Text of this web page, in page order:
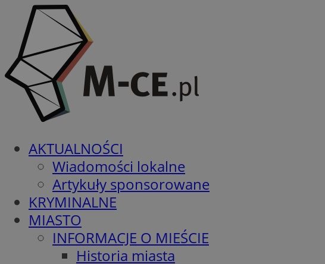
AKTUALNOŚCI
Wiadomości lokalne
Artykuły sponsorowane
KRYMINALNE
MIASTO
INFORMACJE O MIEŚCIE
Historia miasta